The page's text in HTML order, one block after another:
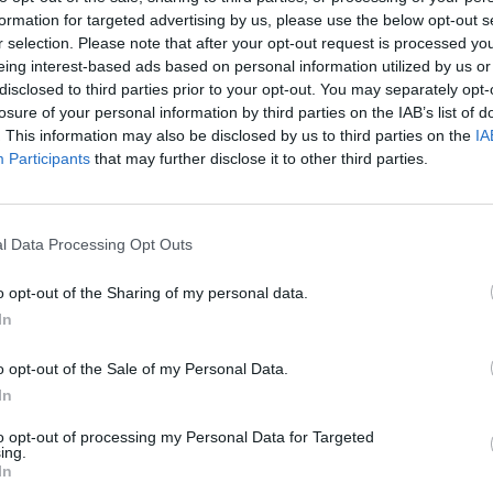
for targeted advertising by us, please use the below opt-out
selection. Please note that after your opt-out request is processed
interest-based ads based on personal information utilized by us
to third parties prior to your opt-out. You may separately
of your personal information by third parties on the IAB’s list of
This information may also be disclosed by us to third parties on the
Participants that may further disclose it to other third parties.
Data Processing Opt Outs
opt-out of the Sharing of my personal data.
opt-out of the Sale of my Personal Data.
opt-out of processing my Personal Data for Targeted
történt a csütörtöki délután során: többek között
makroadatok érkeztek valamint a magyar
mozgalmas napon a nyugat-európai
A hazai befektetők csak részben örülhettek a
ugyanis Orbán Viktor szavai pillanatok alatt
Draghi beszédében elmondta, hogy a tervezett beavatkozás
és a monetáris transzmisszió hatékonyságának
portfolio.hu hírarchívumához tartozik, melynek olvasása